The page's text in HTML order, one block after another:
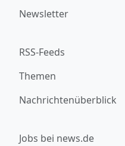
Newsletter
RSS-Feeds
Themen
Nachrichtenüberblick
Jobs bei news.de